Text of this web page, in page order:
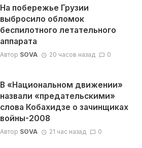
На побережье Грузии
выбросило обломок
беспилотного летательного
аппарата
Автор SOVA 20 часов назад 0
В «Национальном движении»
назвали «предательскими»
слова Кобахидзе о зачинщиках
войны-2008
Автор SOVA 21 час назад 0